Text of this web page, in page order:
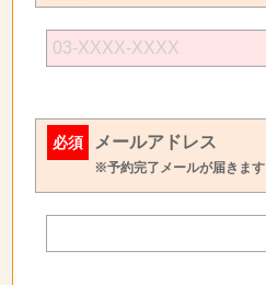
必須 メールアドレス
※予約完了メールが届きます